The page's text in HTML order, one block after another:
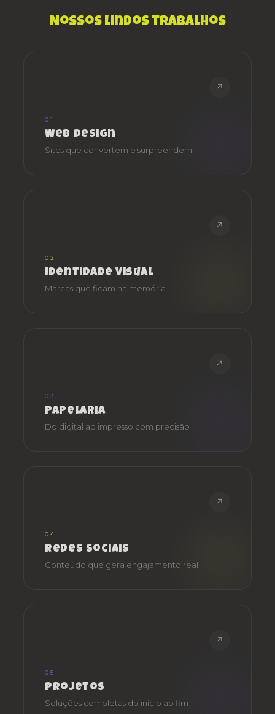
Nossos lindos trabalhos
↗
01
Web Design
Sites que convertem e surpreendem
↗
02
Identidade Visual
Marcas que ficam na memória
↗
03
Papelaria
Do digital ao impresso com precisão
↗
04
Redes Sociais
Conteúdo que gera engajamento real
↗
05
Projetos
Soluções completas do início ao fim